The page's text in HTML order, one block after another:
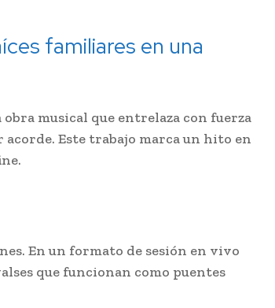
familiares en una
obra musical que entrelaza con fuerza
Este trabajo marca un hito en
En un formato de sesión en vivo
que funcionan como puentes